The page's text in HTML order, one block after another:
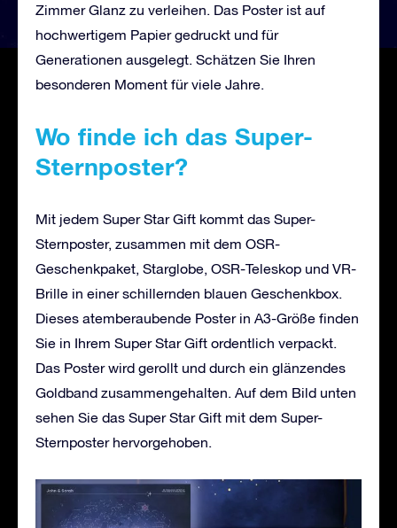
Zimmer Glanz zu verleihen. Das Poster ist auf
hochwertigem Papier gedruckt und für
Generationen ausgelegt. Schätzen Sie Ihren
besonderen Moment für viele Jahre.
Wo finde ich das Super-
Sternposter?
Mit jedem Super Star Gift kommt das Super-
Sternposter, zusammen mit dem OSR-
Geschenkpaket, Starglobe, OSR-Teleskop und VR-
Brille in einer schillernden blauen Geschenkbox.
Dieses atemberaubende Poster in A3-Größe finden
Sie in Ihrem Super Star Gift ordentlich verpackt.
Das Poster wird gerollt und durch ein glänzendes
Goldband zusammengehalten. Auf dem Bild unten
sehen Sie das Super Star Gift mit dem Super-
Sternposter hervorgehoben.